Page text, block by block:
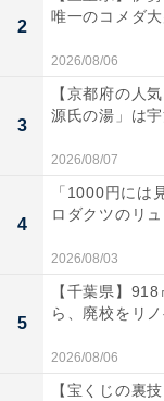
2
唯一のコメダ
2026/08/06
3
【京都府の人
源氏の湯」は
2026/08/07
4
「1000円には
ロダクツのリ
2026/08/03
5
【千葉県】
ら、廃校をリ
2026/08/06
【宝くじの裏